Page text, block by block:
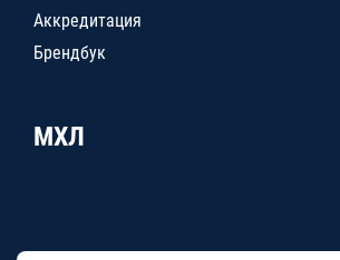
Аккредитация
Брендбук
МХЛ